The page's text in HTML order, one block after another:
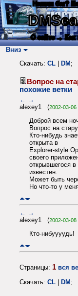
Нашли баг?
О сайте → Как
Вниз
Скачать: CL DM ;
Вопрос на
похожие ветки
← →
alexey1 (2002-03-06
Доброй всем
Вопрос на
Кто-нибудь
открыта в
Explorer-style
своего
открывшегося
известен.
Может быть
Но что-то у
← →
alexey1 (2002-03-08
Кто-нибуууудь!
Страницы: 1 вся
Скачать: CL DM ;